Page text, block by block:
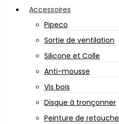
Accessoires
Pipeco
Sortie de ventilation
Silicone et Colle
Anti-mousse
Vis bois
Disque à tronçonner
Peinture de retouche